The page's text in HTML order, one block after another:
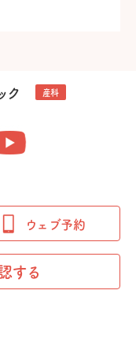
ク 産科
ウェブ予約
する